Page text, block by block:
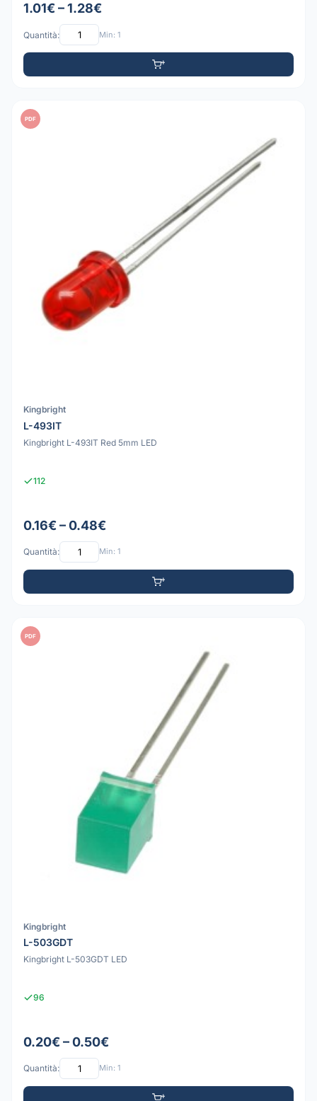
1.01€ – 1.28€
Quantità: Min: 1
PDF
Kingbright
L-493IT
Kingbright L-493IT Red 5mm LED
112
0.16€ – 0.48€
Quantità: Min: 1
PDF
Kingbright
L-503GDT
Kingbright L-503GDT LED
96
0.20€ – 0.50€
Quantità: Min: 1